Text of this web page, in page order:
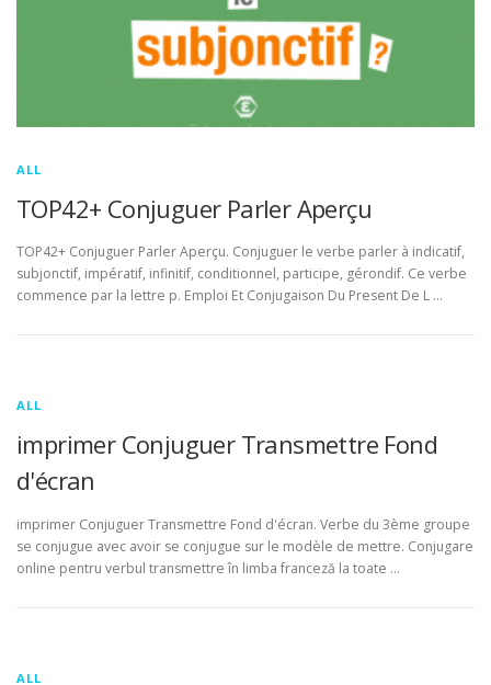
ALL
TOP42+ Conjuguer Parler Aperçu
TOP42+ Conjuguer Parler Aperçu. Conjuguer le verbe parler à indicatif,
subjonctif, impératif, infinitif, conditionnel, participe, gérondif. Ce verbe
commence par la lettre p. Emploi Et Conjugaison Du Present De L …
ALL
imprimer Conjuguer Transmettre Fond
d'écran
imprimer Conjuguer Transmettre Fond d'écran. Verbe du 3ème groupe
se conjugue avec avoir se conjugue sur le modèle de mettre. Conjugare
online pentru verbul transmettre în limba franceză la toate …
ALL